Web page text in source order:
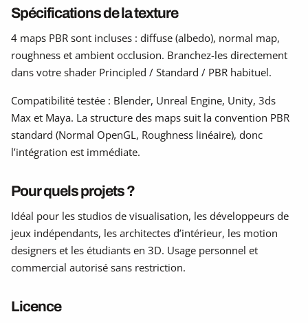
Spécifications de la texture
4 maps PBR sont incluses : diffuse (albedo), normal map,
roughness et ambient occlusion. Branchez-les directement
dans votre shader Principled / Standard / PBR habituel.
Compatibilité testée : Blender, Unreal Engine, Unity, 3ds
Max et Maya. La structure des maps suit la convention PBR
standard (Normal OpenGL, Roughness linéaire), donc
l’intégration est immédiate.
Pour quels projets ?
Idéal pour les studios de visualisation, les développeurs de
jeux indépendants, les architectes d’intérieur, les motion
designers et les étudiants en 3D. Usage personnel et
commercial autorisé sans restriction.
Licence